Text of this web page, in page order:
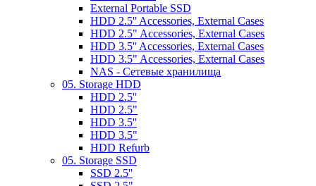
External Portable SSD
HDD 2.5'' Accessories, External Cases
HDD 2.5" Accessories, External Cases
HDD 3.5'' Accessories, External Cases
HDD 3.5" Accessories, External Cases
NAS - Сетевые хранилища
05. Storage HDD
HDD 2.5''
HDD 2.5"
HDD 3.5''
HDD 3.5"
HDD Refurb
05. Storage SSD
SSD 2.5''